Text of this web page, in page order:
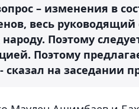
– изменения в
весь
Поэтому
Поэтому
сказал на заседании